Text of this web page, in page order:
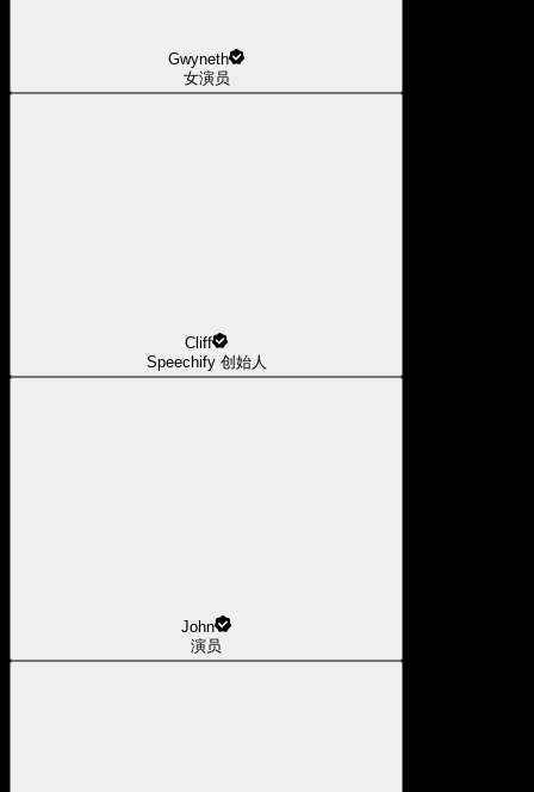
Gwyneth
女演员
Cliff
Speechify 创始人
John
演员